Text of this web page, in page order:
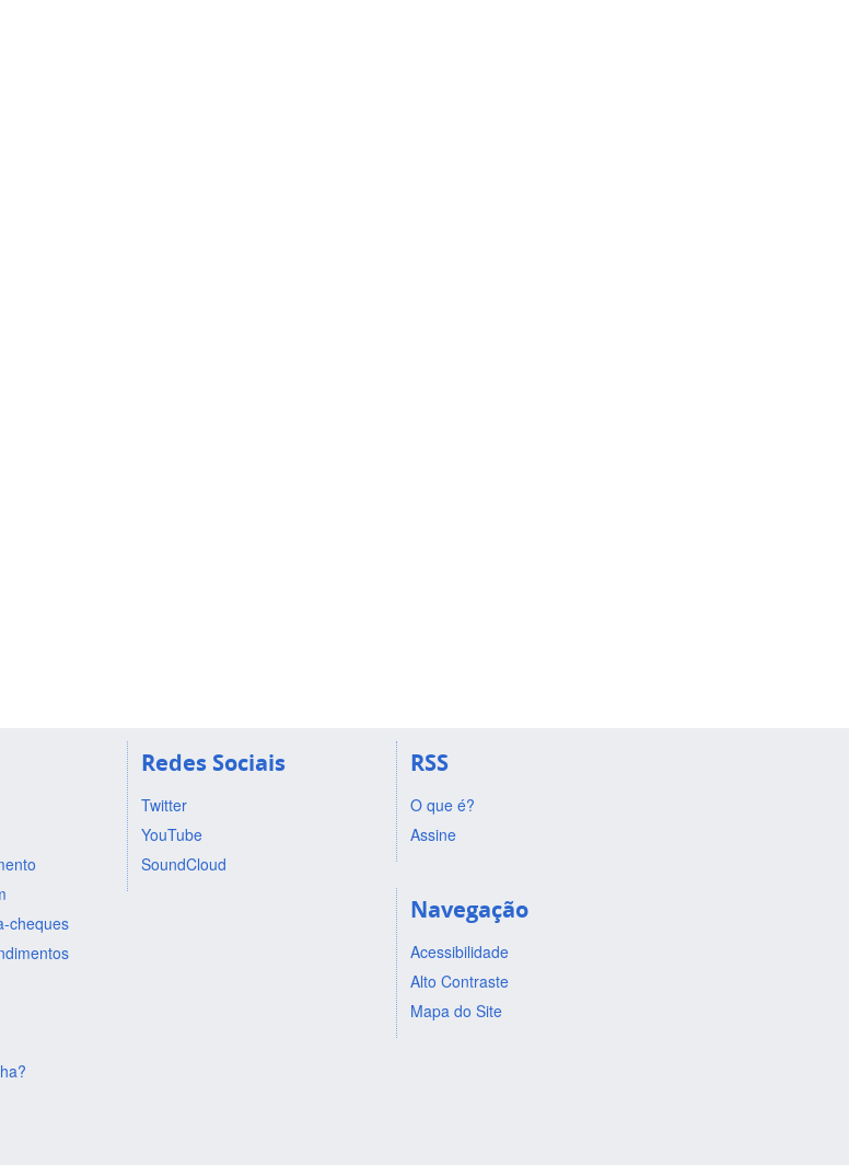
cheques
Redes Sociais
Twitter
YouTube
SoundCloud
RSS
O que é?
Assine
Navegação
Acessibilidade
Alto Contraste
Mapa do Site